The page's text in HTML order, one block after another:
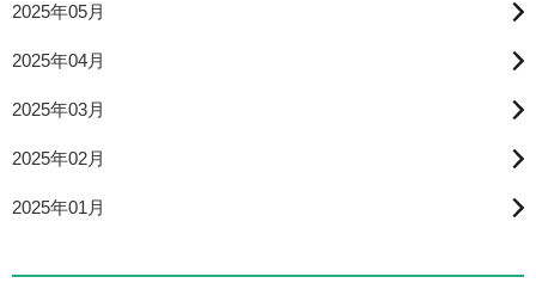
2025年05月
2025年04月
2025年03月
2025年02月
2025年01月